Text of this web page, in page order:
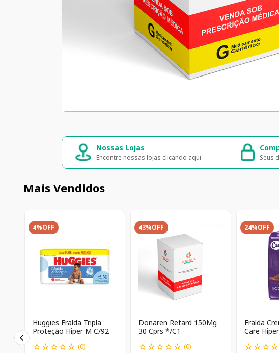
Nossas Lojas
Encontre nossas lojas clicando aqui Seus
Mais Vendidos
4%OFF
Huggies Fralda Tripla
Proteção Hiper M C/92
☆☆☆☆☆ (0)
43%OFF
Donaren Retard 150Mg
30 Cprs */C1
☆☆☆☆☆ (0)
24%OFF
Fralda
Care
☆☆☆☆